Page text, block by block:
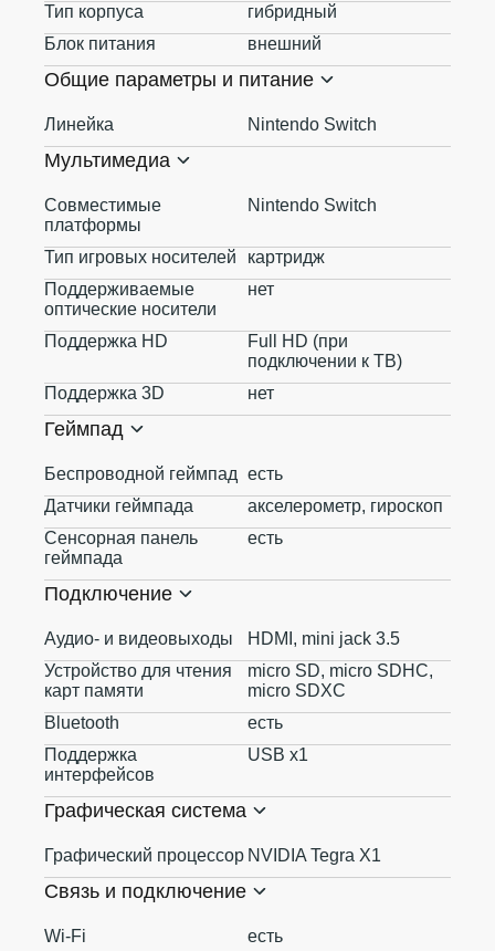
Тип корпуса
гибридный
Блок питания
внешний
Общие параметры и питание
Линейка Nintendo Switch
Мультимедиа
Совместимые
платформы
Nintendo Switch
Тип игровых носителей
картридж
Поддерживаемые
оптические носители
нет
Поддержка HD
Full HD (при
подключении к ТВ)
Поддержка 3D
нет
Геймпад
Беспроводной геймпад есть
Датчики геймпада
акселерометр, гироскоп
Сенсорная панель
геймпада
есть
Подключение
Аудио- и видеовыходы
HDMI, mini jack 3.5
Устройство для чтения
карт памяти
micro SD, micro SDHC,
micro SDXC
Bluetooth
есть
Поддержка
интерфейсов
USB x1
Графическая система
Графический процессор NVIDIA Tegra X1
Связь и подключение
Wi-Fi есть